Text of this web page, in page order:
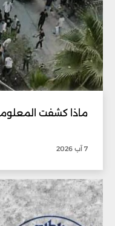
ماذا كشفت
7 آب 2026